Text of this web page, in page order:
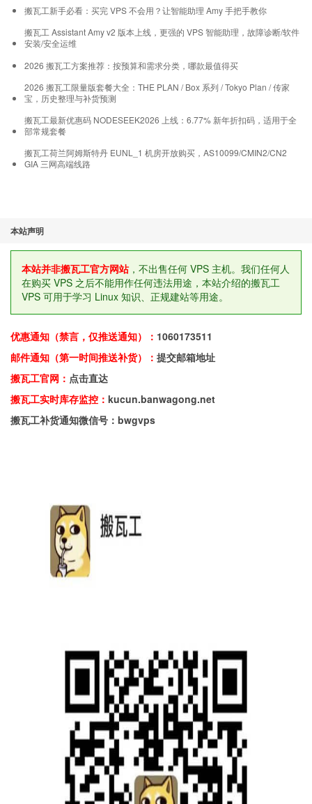
搬瓦工新手必看：买完 VPS 不会用？让智能助理 Amy 手把手教你
搬瓦工 Assistant Amy v2 版本上线，更强的 VPS 智能助理，故障诊断/软件
安装/安全运维
2026 搬瓦工方案推荐：按预算和需求分类，哪款最值得买
2026 搬瓦工限量版套餐大全：THE PLAN / Box 系列 / Tokyo Plan / 传家
宝，历史整理与补货预测
搬瓦工最新优惠码 NODESEEK2026 上线：6.77% 新年折扣码，适用于全
部常规套餐
搬瓦工荷兰阿姆斯特丹 EUNL_1 机房开放购买，AS10099/CMIN2/CN2
GIA 三网高端线路
本站声明
本站并非搬瓦工官方网站，不出售任何 VPS 主机。我们任何人
在购买 VPS 之后不能用作任何违法用途，本站介绍的搬瓦工
VPS 可用于学习 Linux 知识、正规建站等用途。
优惠通知（禁言，仅推送通知）： 1060173511
邮件通知（第一时间推送补货）： 提交邮箱地址
搬瓦工官网： 点击直达
搬瓦工实时库存监控： kucun.banwagong.net
搬瓦工补货通知微信号：bwgvps